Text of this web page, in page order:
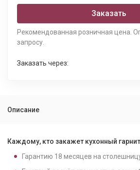
Заказать
Рекомендованная розничная цена.
запросу.
Заказать через:
Описание
Каждому, кто закажет кухонный
Гарантию 18 месяцев на